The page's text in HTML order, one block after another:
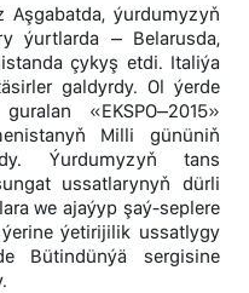
ýurdumyzyň
ýurtlarda – Belarusda,
çykyş etdi. Italiýa
galdyrdy. Ol ýerde
«EKSPO–2015»
Milli gününiň
Ýurdumyzyň tans
ussatlarynyň dürli
we ajaýyp şaý-seplere
ýetirijilik ussatlygy
Bütindünýä sergisine